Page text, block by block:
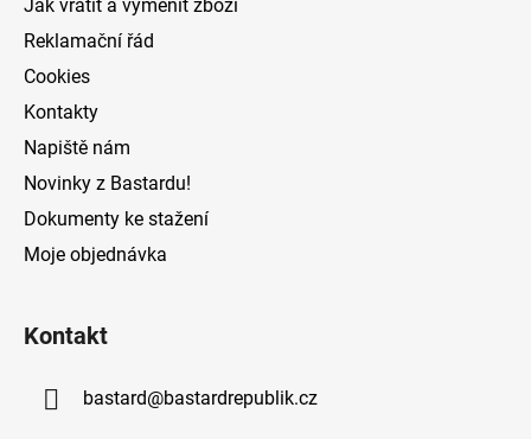
Jak vrátit a vyměnit zboží
Reklamační řád
Cookies
Kontakty
Napiště nám
Novinky z Bastardu!
Dokumenty ke stažení
Moje objednávka
Kontakt
bastard@bastardrepublik.cz